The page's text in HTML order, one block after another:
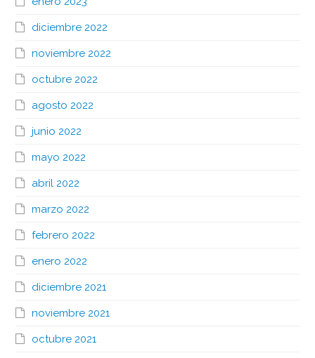
diciembre 2022
noviembre 2022
octubre 2022
agosto 2022
junio 2022
mayo 2022
abril 2022
marzo 2022
febrero 2022
enero 2022
diciembre 2021
noviembre 2021
octubre 2021